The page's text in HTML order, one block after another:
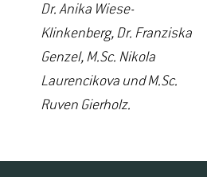
Dr. Anika Wiese-
Klinkenberg, Dr. Franziska
Genzel, M.Sc. Nikola
Laurencikova und M.Sc.
Ruven Gierholz.